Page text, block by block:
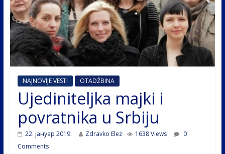
NAJNOVIJE VESTI OTADŽBINA
Ujediniteljka majki i
povratnika u Srbiju
22. јануар 2019. Zdravko Elez 1638 Views
0
Comments